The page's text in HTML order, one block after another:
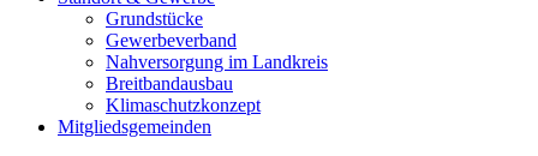
Grundstücke
Gewerbeverband
Nahversorgung im Landkreis
Breitbandausbau
Klimaschutzkonzept
Mitgliedsgemeinden